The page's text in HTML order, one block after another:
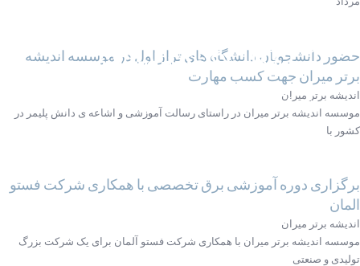
آزمایشگاه پلاستیک و لاستیک
دقت، کیفیت و سرعت در انجام آزمون ها خط مشی کیفی ماست.
آزمایشگاه رنگ و پوشش
حضور دانشجویان دانشگاه های تراز اول در موسسه اندیشه
برتر میران جهت کسب مهارت
اندیشه برتر میران
موسسه اندیشه برتر میران در راستای رسالت آموزشی و اشاعه ی دانش پلیمر در
کشور با
برگزاری دوره آموزشی برق تخصصی با همکاری شرکت فستو
المان
اندیشه برتر میران
موسسه اندیشه برتر میران با همکاری شرکت فستو آلمان برای یک شرکت بزرگ
تولیدی و صنعتی